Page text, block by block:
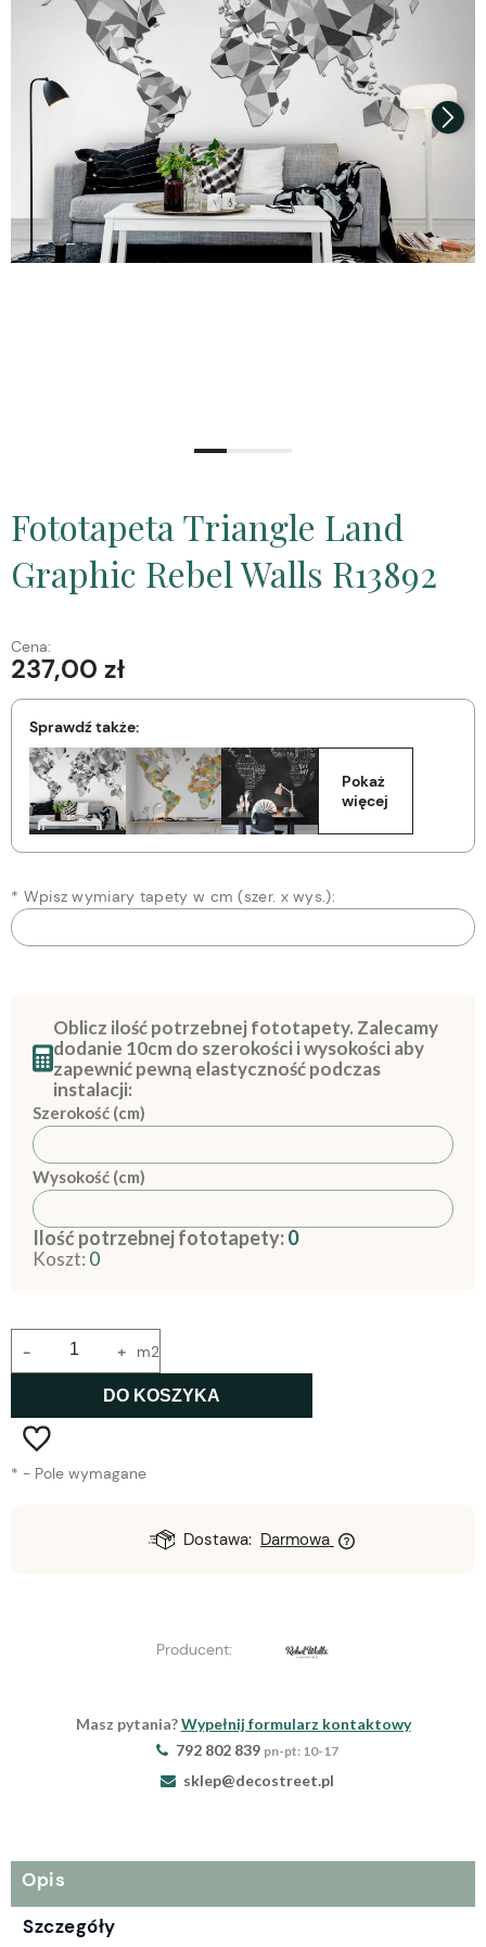
Fototapeta Triangle Land
Graphic Rebel Walls R13892
Cena:
237,00 zł
Sprawdź także:
Pokaż
więcej
* Wpisz wymiary tapety w cm (szer. x wys.):
Oblicz ilość potrzebnej fototapety. Zalecamy
dodanie 10cm do szerokości i wysokości aby
zapewnić pewną elastyczność podczas
instalacji:
Szerokość (cm)
Wysokość (cm)
Ilość potrzebnej fototapety:0
Koszt: 0
+
- m2
DO KOSZYKA
* - Pole wymagane
Dostawa: Darmowa
Producent:
Masz pytania?Wypełnij formularz kontaktowy
792 802 839 pn-pt: 10-17
sklep@decostreet.pl
Opis
Szczegóły